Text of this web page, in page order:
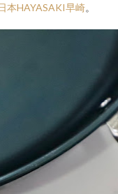
本HAYASAKI早崎。